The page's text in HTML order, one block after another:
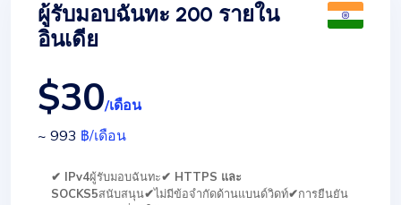
ผู้รับมอบฉันทะ 200 รายใน
อินเดีย
$30/เดือน
~ 993 ฿/เดือน
✔ IPv4ผู้รับมอบฉันทะ✔ HTTPS และ
SOCKS5สนับสนุน✔ไม่มีข้อจำกัดด้านแบนด์วิดท์✔การยืนยัน